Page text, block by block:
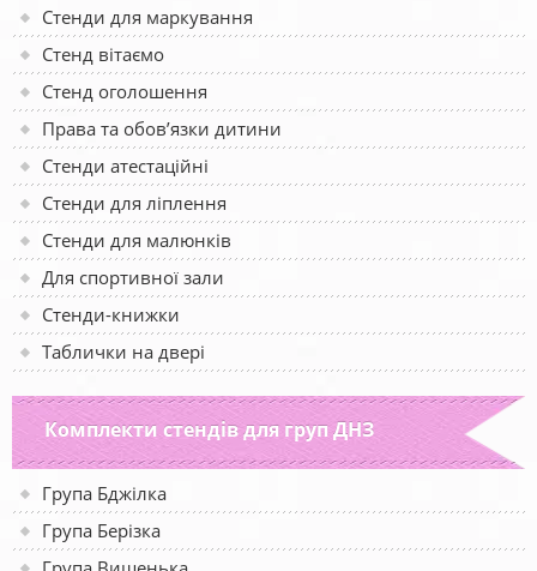
Стенди для маркування
Стенд вітаємо
Стенд оголошення
Права та обов’язки дитини
Стенди атестаційні
Стенди для ліплення
Стенди для малюнків
Для спортивної зали
Стенди-книжки
Таблички на двері
Комплекти стендів для груп ДНЗ
Група Бджілка
Група Берізка